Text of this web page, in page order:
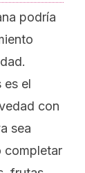
podría
es el
con
sea
completar